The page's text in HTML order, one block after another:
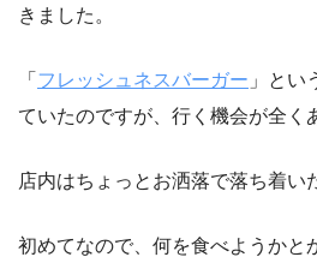
きました。
「 フレッシュネスバーガー 」とい
ていたのですが、行く機会が全く
店内はちょっとお洒落で落ち着い
初めてなので、何を食べようかと